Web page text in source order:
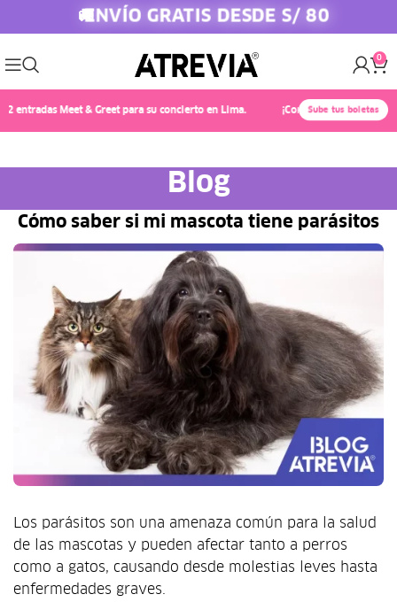
🚚ENVÍO GRATIS DESDE S/ 80
0
Meet & Greet para su concierto en Lima. ¡Conoce a Chayanne! 🎤✨
Sube tus boletas
Blog
Cómo saber si mi mascota tiene parásitos
Los parásitos son una amenaza común para la salud
de las mascotas y pueden afectar tanto a perros
como a gatos, causando desde molestias leves hasta
enfermedades graves.